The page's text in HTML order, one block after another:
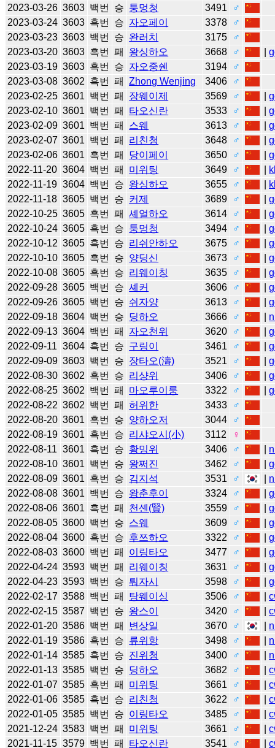
2023-03-26 3603 백번 승 퉁멍청 3491
♂
2023-03-24 3603 흑번 승 자오페이 3378
♂
2023-03-23 3603 백번 승 완러치 3175
♂
2023-03-20 3603 흑번 패 왕싱하오 3668 ♂ |
2023-03-19 3603 흑번 승 자오중쉔 3194
♂
2023-03-08 3602 흑번 패 Zhong Wenjing 3406
♂
2023-02-25 3601 백번 패 장웨이제 3569 ♂ |
2023-02-10 3601 백번 패 타오신란 3533 ♂ |
2023-02-09 3601 백번 패 스웨 3613 ♂ |
2023-02-07 3601 백번 패 리친청 3648 ♂ |
2023-02-06 3601 흑번 패 당이페이 3650 ♂ |
2022-11-20 3604 백번 패 미위팅 3649 ♂
2022-11-19 3604 백번 승 왕싱하오 3655 ♂
2022-11-18 3605 백번 승 커제 3689 ♂ |
2022-10-25 3605 흑번 패 셰얼하오 3614 ♂ |
2022-10-24 3605 흑번 승 퉁멍청 3494 ♂ |
2022-10-12 3605 흑번 승 리쉬안하오 3675 ♂ |
2022-10-10 3605 흑번 승 양딩신 3673 ♂ |
2022-10-08 3605 흑번 승 리웨이칭 3635 ♂ |
2022-09-28 3605 백번 승 셰커 3606 ♂ |
2022-09-26 3605 백번 승 쉬자양 3613 ♂ |
2022-09-18 3604 백번 승 딩하오 3666 ♂
2022-09-13 3604 백번 패 자오천위 3620 ♂ |
2022-09-11 3604 흑번 승 구링이 3461 ♂ |
2022-09-09 3603 백번 승 장타오(濤) 3521 ♂ |
2022-08-30 3602 흑번 승 리샹위 3406 ♂ |
2022-08-25 3602 백번 패 마오루이룽 3322 ♂ |
2022-08-22 3602 백번 패 허위한 3433
♂
2022-08-20 3601 흑번 승 양하오저 3044
♂
2022-08-19 3601 흑번 승 리샤오시(小) 3112
♀
2022-08-11 3601 흑번 승 황밍위 3406 ♂
2022-08-10 3601 백번 승 왕쩌진 3462 ♂ |
2022-08-09 3601 흑번 승 김지석 3531 ♂
2022-08-08 3601 백번 승 왕춘후이 3324 ♂ |
2022-08-06 3601 흑번 패 천셴(賢) 3559 ♂ |
2022-08-05 3600 백번 승 스웨 3609 ♂ |
2022-08-04 3600 흑번 승 후쯔하오 3322 ♂ |
2022-08-03 3600 백번 패 이링타오 3477 ♂ |
2022-04-24 3593 백번 패 리웨이칭 3631 ♂ |
2022-04-23 3593 백번 승 퉈자시 3598 ♂ |
2022-02-17 3588 백번 패 탕웨이싱 3506 ♂ |
2022-02-15 3587 백번 승 왕스이 3420 ♂ |
2022-01-20 3586 백번 패 변상일 3670 ♂
2022-01-19 3586 흑번 승 류위항 3498 ♂
2022-01-14 3585 흑번 승 진위청 3400 ♂
2022-01-13 3585 백번 승 딩하오 3682 ♂ |
2022-01-07 3585 흑번 패 미위팅 3661 ♂ |
2022-01-06 3585 흑번 승 리친청 3622 ♂ |
2022-01-05 3585 백번 승 이링타오 3485 ♂ |
2021-12-24 3583 백번 패 미위팅 3661 ♂ |
2021-11-15 3579 백번 패 타오신란 3541 ♂ |